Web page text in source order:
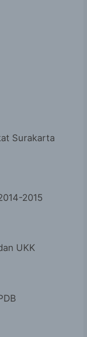
Surakarta
2015
UKK